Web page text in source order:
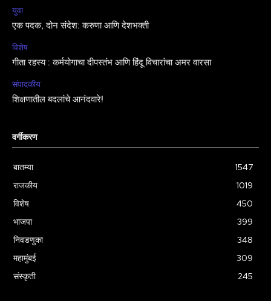
युवा
एक पदक, दोन संदेश: करुणा आणि देशभक्ती
विशेष
गीता रहस्य : कर्मयोगाचा दीपस्तंभ आणि हिंदू विचारांचा अमर वारसा
संपादकीय
शिक्षणातील बदलांचे आनंदवारे!
वर्गीकरण
बातम्या
1547
राजकीय
1019
विशेष
450
भाजपा
399
निवडणुका
348
महामुंबई
309
संस्कृती
245